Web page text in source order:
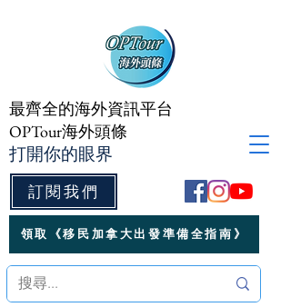
訂閱我們
最齊全的海外資訊平台
OPTour海外頭條
打開你的眼界
領取《移民加拿大出發準備全指南》